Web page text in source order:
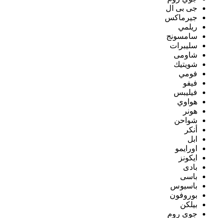
جى بى ال
جيرماكس
ريلمي
سامسونج
سليبرات
شاومى
شويتيك
فومي
فيفو
فيليبس
هواوي
هونر
شواحن
أنكر
ابل
اورايمو
ايكونز
بادى
باسى
باسيوس
بوروفون
بيلكن
جوى روم